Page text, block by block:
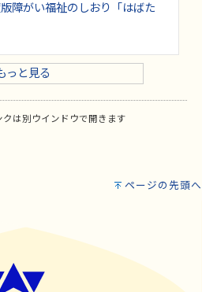
障がい福祉のしおり「はばた
っと見る
は別ウインドウで開きます
ページの先頭へ